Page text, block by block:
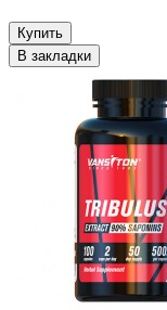
Купить
В закладки